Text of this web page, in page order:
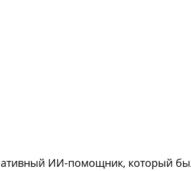
ИИ-помощник, который